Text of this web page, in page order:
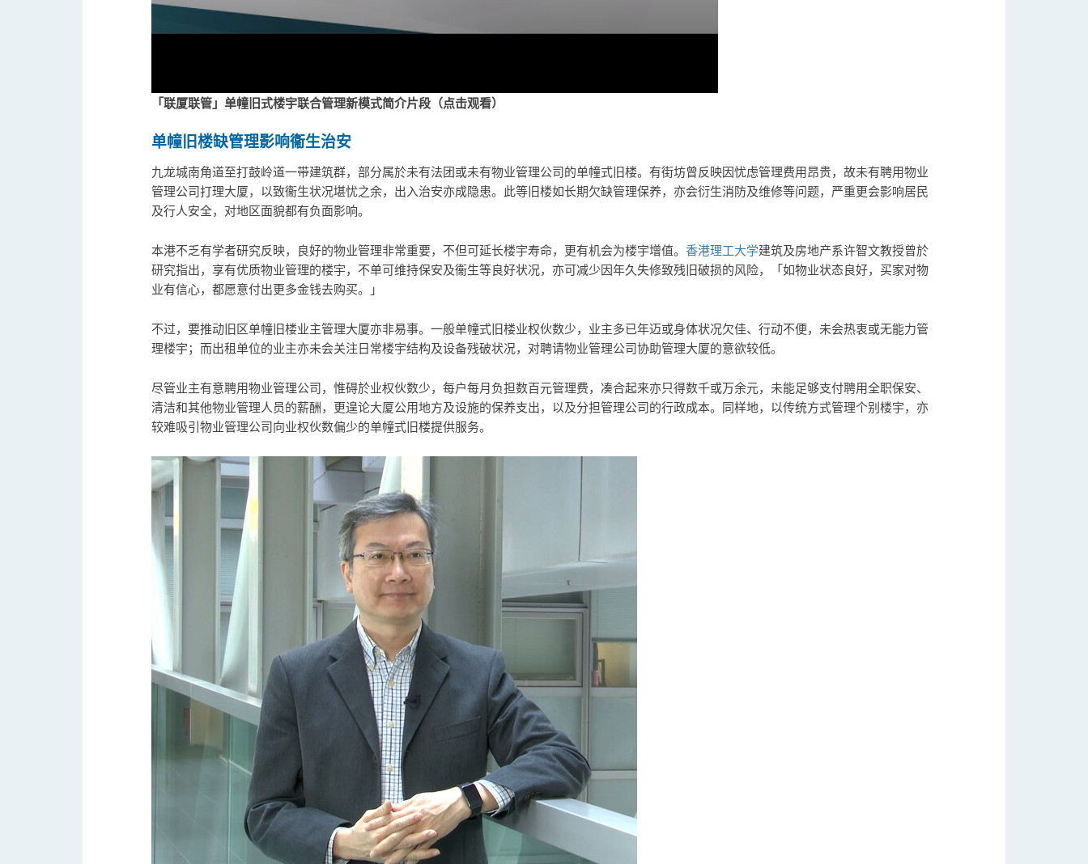
「联厦联管」单幢旧式楼宇联合管理新模式简介片段（点击观看）
单幢旧楼缺管理影响衞生治安
九龙城南角道至打鼓岭道一带建筑群，部分属於未有法团或未有物业管理公司的单幢式旧楼。有街坊曾反映因忧虑管理费用昂贵，故未有聘用物业
管理公司打理大厦，以致衞生状况堪忧之余，出入治安亦成隐患。此等旧楼如长期欠缺管理保养，亦会衍生消防及维修等问题，严重更会影响居民
及行人安全，对地区面貌都有负面影响。
本港不乏有学者研究反映，良好的物业管理非常重要，不但可延长楼宇寿命，更有机会为楼宇增值。 香港理工大学建筑及房地产系许智文教授曾於
研究指出，享有优质物业管理的楼宇，不单可维持保安及衞生等良好状况，亦可减少因年久失修致残旧破损的风险，「如物业状态良好，买家对物
业有信心，都愿意付出更多金钱去购买。」
不过，要推动旧区单幢旧楼业主管理大厦亦非易事。一般单幢式旧楼业权伙数少，业主多已年迈或身体状况欠佳、行动不便，未会热衷或无能力管
理楼宇；而出租单位的业主亦未会关注日常楼宇结构及设备残破状况，对聘请物业管理公司协助管理大厦的意欲较低。
尽管业主有意聘用物业管理公司，惟碍於业权伙数少，每户每月负担数百元管理费，凑合起来亦只得数千或万余元，未能足够支付聘用全职保安、
清洁和其他物业管理人员的薪酬，更遑论大厦公用地方及设施的保养支出，以及分担管理公司的行政成本。同样地，以传统方式管理个别楼宇，亦
较难吸引物业管理公司向业权伙数偏少的单幢式旧楼提供服务。